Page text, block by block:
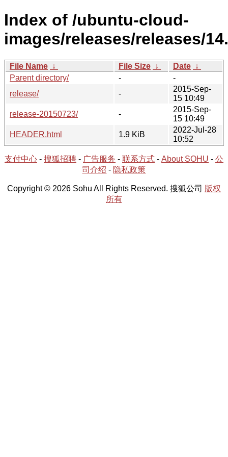
Index of /ubuntu-cloud-
images/releases/releases/
File Name ↓ File Size ↓ Date ↓
Parent directory/
-
-
release/
-
2015-Sep-
15 10:49
release-20150723/
-
2015-Sep-
15 10:49
HEADER.html
1.9 KiB
2022-Jul-28
10:52
支付中心 - 搜狐招聘 - 广告服务 - 联系方式 - About SOHU - 公
司介绍 - 隐私政策
Copyright © 2026 Sohu All Rights Reserved. 搜狐公司 版权
所有